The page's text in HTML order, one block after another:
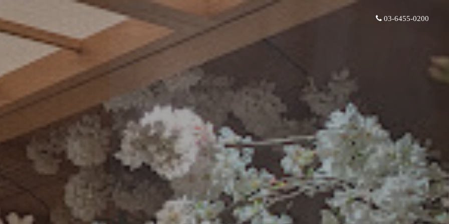
03-6455-0200